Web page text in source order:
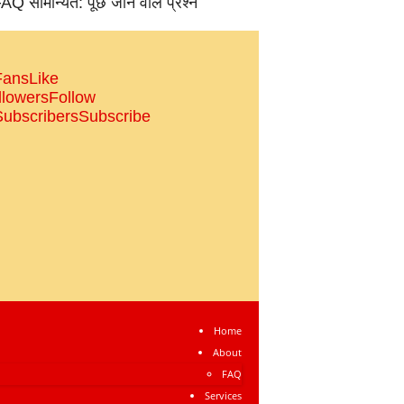
Like
Follow
Subscribe
Home
About
FAQ
Services